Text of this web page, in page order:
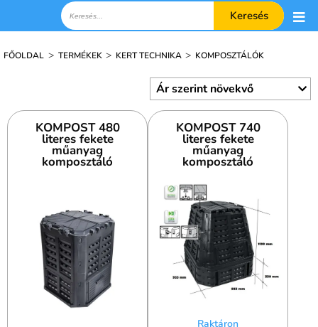
Keresés
FŐOLDAL > TERMÉKEK > KERT TECHNIKA > KOMPOSZTÁLÓK
KOMPOST 480
literes fekete
műanyag
komposztáló
KOMPOST 740
literes fekete
műanyag
komposztáló
Raktáron